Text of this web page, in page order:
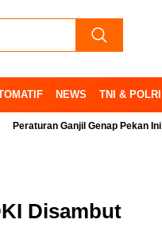
NEWS TNI & POLRI
Ganjil Genap Pekan Ini Ditiadakan
Disambut